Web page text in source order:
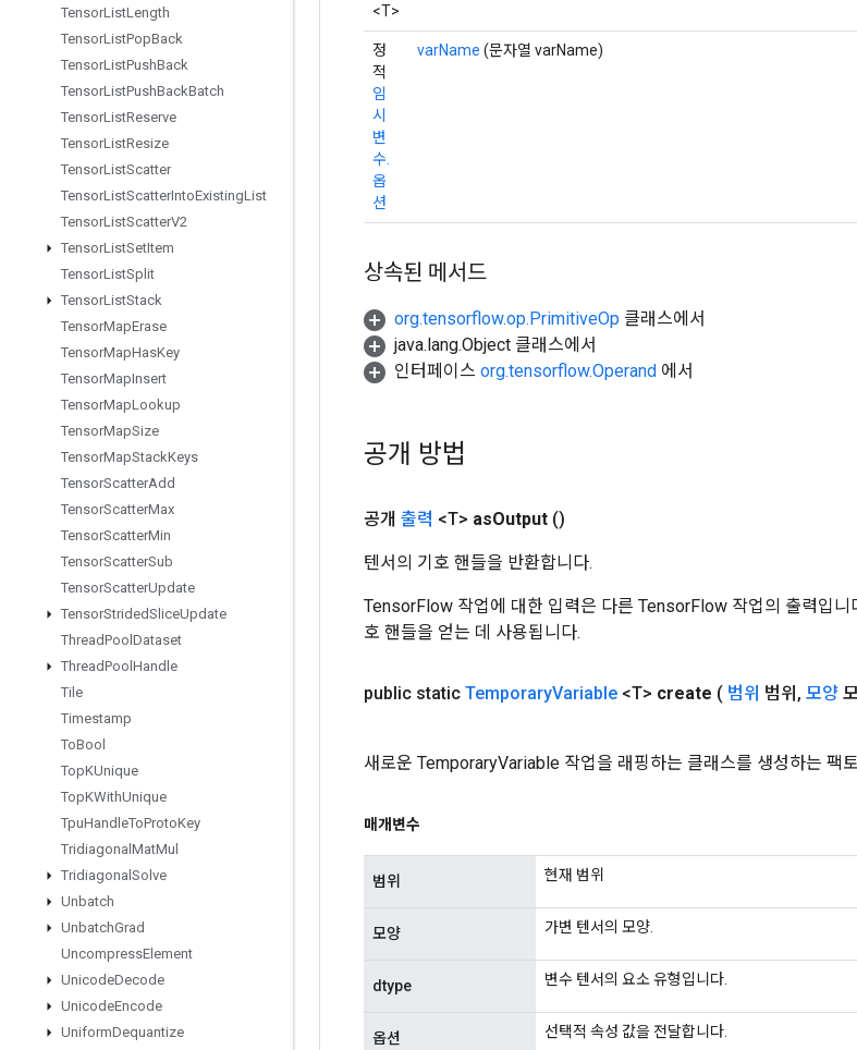
TensorListLength
TensorListPopBack
TensorListPushBack
TensorListPushBackBatch
TensorListReserve
TensorListResize
TensorListScatter
TensorListScatterIntoExistingList
TensorListScatterV2
TensorListSetItem
TensorListSplit
TensorListStack
TensorMapErase
TensorMapHasKey
TensorMapInsert
TensorMapLookup
TensorMapSize
TensorMapStackKeys
TensorScatterAdd
TensorScatterMax
TensorScatterMin
TensorScatterSub
TensorScatterUpdate
TensorStridedSliceUpdate
ThreadPool Dataset
ThreadPool Handle
Tile
Timestamp
ToBool
TopKUnique
TopKWithUnique
TpuHandleToProtoKey
Tridiagonal MatMul
Tridiagonal Solve
Unbatch
UnbatchGrad
UncompressElement
UnicodeDecode
UnicodeEncode
UniformDequantize
<T>
정
적
임
시
변
수.
옵
션
varName (문자열 varName)
상속된 메서드
org.tensorflow.op.PrimitiveOp 클래스에서
java.lang.Object 클래스에서
인터페이스 org.tensorflow.Operand 에서
공개 방법
공개 출력 <T> asOutput ()
텐서의 기호 핸들을 반환합니다.
TensorFlow 작업에 대한 입력은 다른 TensorFlow 작업의 출력입니
호 핸들을 얻는 데 사용됩니다.
public static TemporaryVariable <T> create ( 범위 범위 , 모양
새로운 TemporaryVariable 작업을 래핑하는 클래스를 생성하는 팩
매개변수
범위 현재 범위
모양 가변 텐서의 모양.
dtype 변수 텐서의 요소 유형입니다.
옵션 선택적 속성 값을 전달합니다.